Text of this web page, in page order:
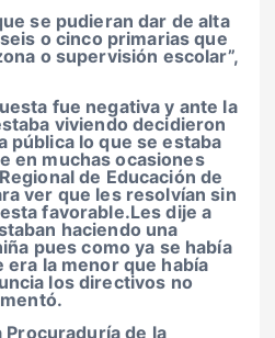
se pudieran dar de alta
o cinco primarias que
o supervisión escolar”,
fue negativa y ante la
viviendo decidieron
pública lo que se estaba
en muchas ocasiones
de Educación de
ver que les resolvían sin
favorable.Les dije a
haciendo una
pues como ya se había
era la menor que había
los directivos no
Procuraduría de la